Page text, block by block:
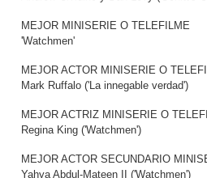
MEJOR MINISERIE O TELEFILME
'Watchmen'
MEJOR ACTOR MINISERIE O
Mark Ruffalo ('La innegable verdad')
MEJOR ACTRIZ MINISERIE O
Regina King ('Watchmen')
MEJOR ACTOR SECUNDARIO
Yahya Abdul-Mateen II ('Watchmen')